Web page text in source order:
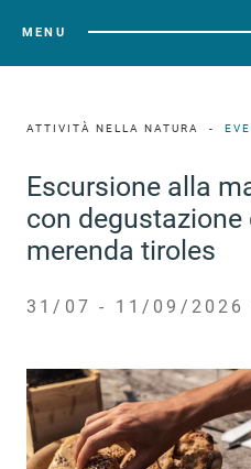
MENU
ATTIVITÀ NELLA NATURA
Escursione alla
con
merenda tiroles
31/07 - 11/09/2026